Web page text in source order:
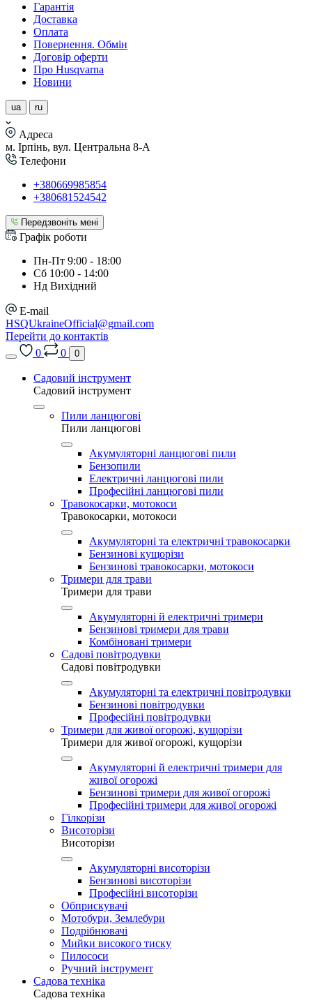
Гарантія
Доставка
Оплата
Повернення. Обмін
Договір оферти
Про Husqvarna
Новини
ua ru
Адреса
м. Ірпінь, вул. Центральна 8-А
Телефони
+380669985854
+380681524542
Передзвоніть мені
Графік роботи
Пн-Пт 9:00 - 18:00
Сб 10:00 - 14:00
Нд Вихідний
E-mail
HSQUkraineOfficial@gmail.com
Перейти до контактів
0
0 0
Садовий інструмент
Садовий інструмент
Пили ланцюгові
Пили ланцюгові
Акумуляторні ланцюгові пили
Бензопили
Електричні ланцюгові пили
Професійні ланцюгові пили
Травокосарки, мотокоси
Травокосарки, мотокоси
Акумуляторні та електричні травокосарки
Бензинові кущорізи
Бензинові травокосарки, мотокоси
Тримери для трави
Тримери для трави
Акумуляторні й електричні тримери
Бензинові тримери для трави
Комбіновані тримери
Садові повітродувки
Садові повітродувки
Акумуляторні та електричні повітродувки
Бензинові повітродувки
Професійні повітродувки
Тримери для живої огорожі, кущорізи
Тримери для живої огорожі, кущорізи
Акумуляторні й електричні тримери для
живої огорожі
Бензинові тримери для живої огорожі
Професійні тримери для живої огорожі
Гілкорізи
Висоторізи
Висоторізи
Акумуляторні висоторізи
Бензинові висоторізи
Професійні висоторізи
Обприскувачі
Мотобури, Землебури
Подрібнювачі
Мийки високого тиску
Пилососи
Ручний інструмент
Садова техніка
Садова техніка